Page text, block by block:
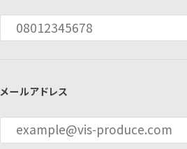
メールアドレス